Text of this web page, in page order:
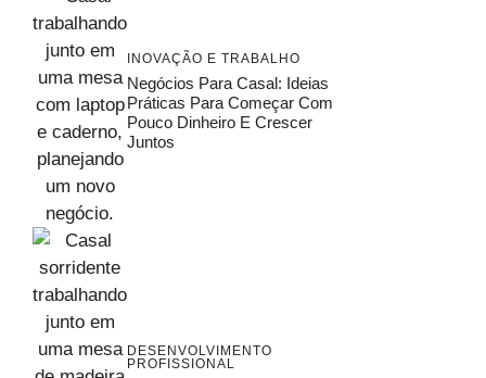
INOVAÇÃO E TRABALHO
Negócios Para Casal: Ideias
Práticas Para Começar Com
Pouco Dinheiro E Crescer
Juntos
DESENVOLVIMENTO
PROFISSIONAL